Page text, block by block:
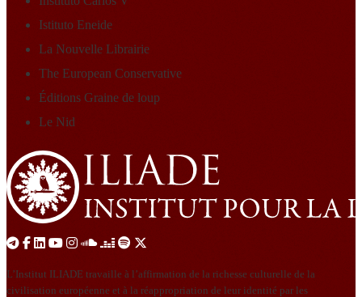
Istituto Eneide
La Nouvelle Librairie
The European Conservative
Éditions Graine de loup
Le Nid
L’Institut ILIADE travaille à l’affirmation de la richesse culturelle de la
civilisation européenne et à la réappropriation de leur identité par les